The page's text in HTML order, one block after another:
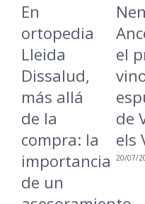
En
ortopedia
Lleida
Dissalud,
más allá
de la
compra: la
importancia
de un
el
de
els
20/07/